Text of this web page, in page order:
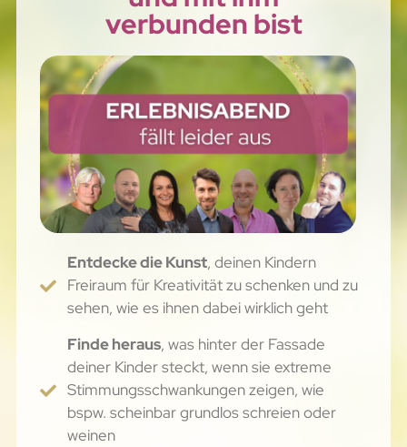
verbunden bist
Entdecke die Kunst, deinen Kindern
Freiraum für Kreativität zu schenken und zu
sehen, wie es ihnen dabei wirklich geht
Finde heraus, was hinter der Fassade
deiner Kinder steckt, wenn sie extreme
Stimmungsschwankungen zeigen, wie
bspw. scheinbar grundlos schreien oder
weinen